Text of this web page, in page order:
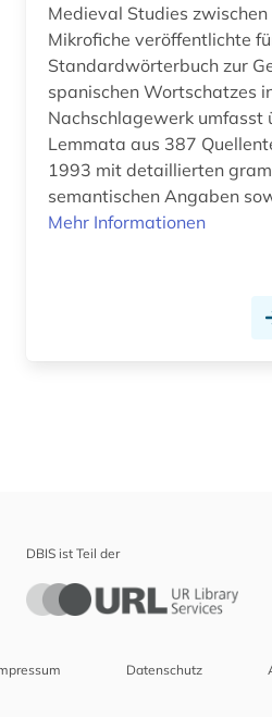
Medieval Studies
Mikrofiche veröffentlichte
Standardwörterbuch zur
spanischen Wortschatzes
Nachschlagewerk umfasst
Lemmata aus 387
1993 mit detaillierten
semantischen Angaben
Mehr Informationen
DBIS ist Teil der
Datenschutz